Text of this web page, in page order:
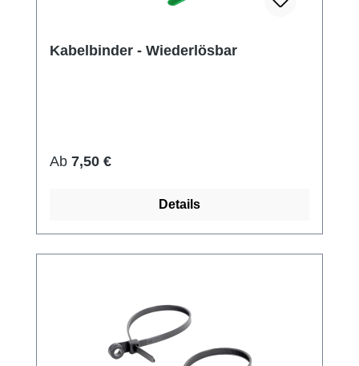
Kabelbinder - Wiederlösbar
Regulärer Preis:
Ab 7,50 €
Details